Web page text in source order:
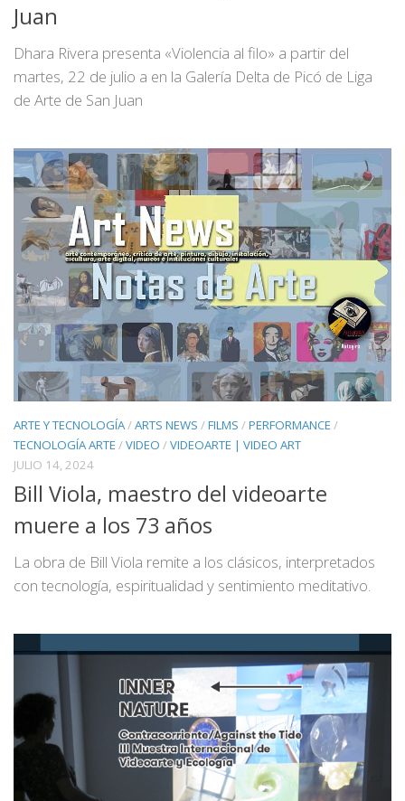
Juan
Dhara Rivera presenta «Violencia al filo» a partir del
martes, 22 de julio a en la Galería Delta de Picó de Liga
de Arte de San Juan
ARTE Y TECNOLOGÍA/ARTS NEWS /FILMS /PERFORMANCE /
TECNOLOGÍA ARTE /VIDEO /VIDEOARTE | VIDEO ART
JULIO 14, 2024
Bill Viola, maestro del videoarte
muere a los 73 años
La obra de Bill Viola remite a los clásicos, interpretados
con tecnología, espiritualidad y sentimiento meditativo.